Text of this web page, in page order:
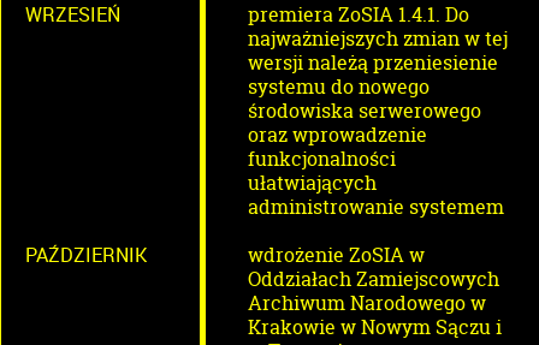
WRZESIEŃ
premiera ZoSIA 1.4.1. Do
najważniejszych zmian w tej
wersji należą przeniesienie
systemu do nowego
środowiska serwerowego
oraz wprowadzenie
funkcjonalności
ułatwiających
administrowanie systemem
PAŹDZIERNIK
wdrożenie ZoSIA w
Oddziałach Zamiejscowych
Archiwum Narodowego w
Krakowie w Nowym Sączu i